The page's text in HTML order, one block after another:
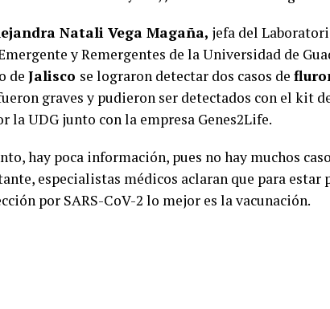
Natali Vega Magaña, jefa del
y Remergentes de la Universidad de
de Jalisco se lograron detectar dos casos de
graves y pudieron ser detectados con el kit
la UDG junto con la empresa Genes2Life.
hay poca información, pues no hay muchos
especialistas médicos aclaran que para estar
por SARS-CoV-2 lo mejor es la vacunación.